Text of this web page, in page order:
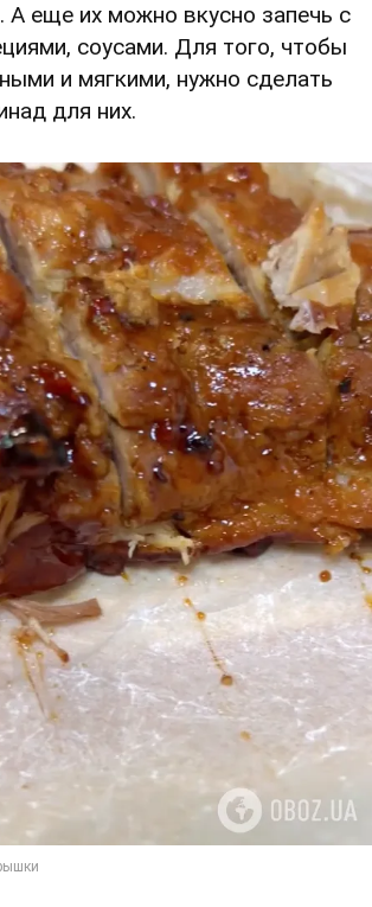
А еще их можно вкусно запечь с
соусами. Для того, чтобы
и мягкими, нужно сделать
для них.